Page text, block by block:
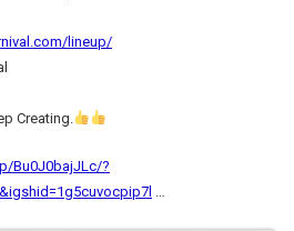
lineup/
Creating.
Bu0J0bajJLc/?